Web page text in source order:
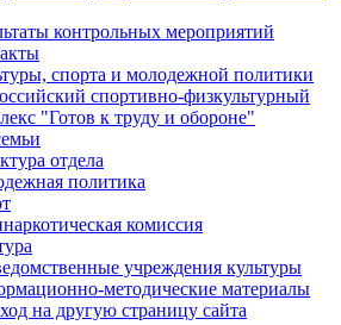
контрольных мероприятий
спорта и молодежной политики
спортивно-физкультурный
"Готов к труду и обороне"
отдела
политика
комиссия
учреждения культуры
методические материалы
на другую страницу сайта